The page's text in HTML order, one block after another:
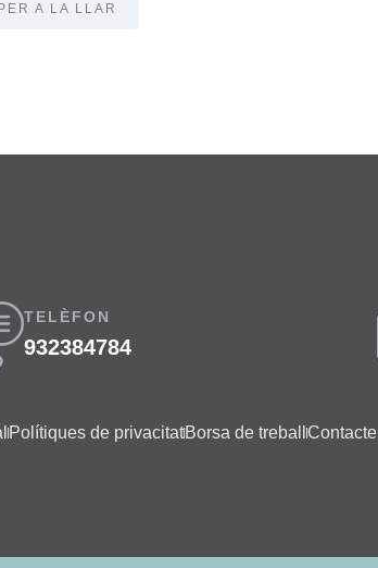
A LA LLAR
TELÈFON
932384784
Polítiques de privacitatBorsa de treball Contacte